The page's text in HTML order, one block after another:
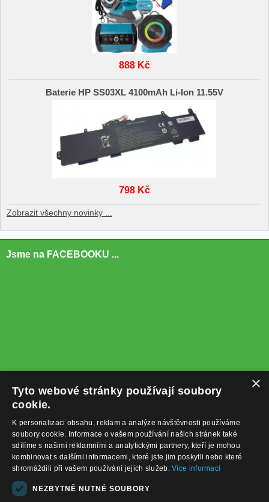
888 Kč
Baterie HP SS03XL 4100mAh Li-Ion 11.55V
798 Kč
Zobrazit všechny novinky ...
Jsme na FACEBOOKU ...
+420732122225
obchod@baterie-nabijecka.cz
×
Tyto webové stránky používají soubory
cookie.
K personalizaci obsahu, reklam a analýze návštěvnosti používáme
soubory cookie. Informace o vašem používání našich stránek také
sdílíme s našimi reklamními a analytickými partnery, kteří je mohou
kombinovat s dalšími informacemi, které jste jim poskytli nebo které
shromáždili při vašem používání jejich služeb.Více informací
NEZBYTNĚ NUTNÉ SOUBORY